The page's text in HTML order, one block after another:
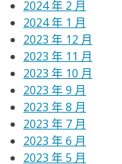
2024 年 2 月
2024 年 1 月
2023 年 12 月
2023 年 11 月
2023 年 10 月
2023 年 9 月
2023 年 8 月
2023 年 7 月
2023 年 6 月
2023 年 5 月